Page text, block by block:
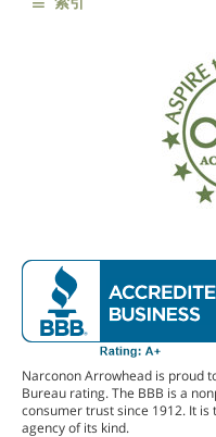
Narconon Arrowhead is proud
Bureau rating. The BBB is a
consumer trust since 1912. It
agency of its kind.